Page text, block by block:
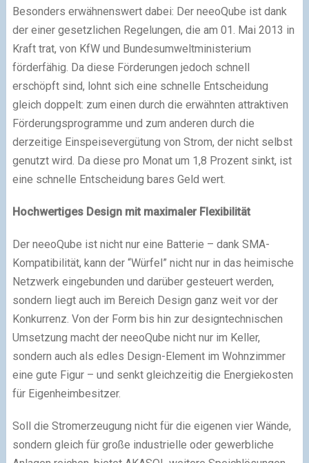
Besonders erwähnenswert dabei: Der neeoQube ist dank
der einer gesetzlichen Regelungen, die am 01. Mai 2013 in
Kraft trat, von KfW und Bundesumweltministerium
förderfähig. Da diese Förderungen jedoch schnell
erschöpft sind, lohnt sich eine schnelle Entscheidung
gleich doppelt: zum einen durch die erwähnten attraktiven
Förderungsprogramme und zum anderen durch die
derzeitige Einspeisevergütung von Strom, der nicht selbst
genutzt wird. Da diese pro Monat um 1,8 Prozent sinkt, ist
eine schnelle Entscheidung bares Geld wert.
Hochwertiges Design mit maximaler Flexibilität
Der neeoQube ist nicht nur eine Batterie – dank SMA-
Kompatibilität, kann der “Würfel” nicht nur in das heimische
Netzwerk eingebunden und darüber gesteuert werden,
sondern liegt auch im Bereich Design ganz weit vor der
Konkurrenz. Von der Form bis hin zur designtechnischen
Umsetzung macht der neeoQube nicht nur im Keller,
sondern auch als edles Design-Element im Wohnzimmer
eine gute Figur – und senkt gleichzeitig die Energiekosten
für Eigenheimbesitzer.
Soll die Stromerzeugung nicht für die eigenen vier Wände,
sondern gleich für große industrielle oder gewerbliche